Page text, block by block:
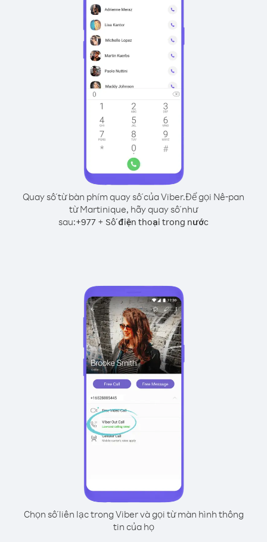
Quay số từ bàn phím quay số của Viber.Để gọi Nê-pan
từ Martinique, hãy quay số như
sau:+977 + Số điện thoại trong nước
Chọn số liên lạc trong Viber và gọi từ màn hình thông
tin của họ